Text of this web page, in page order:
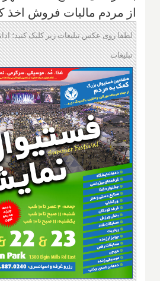
از مردم مالیات فروش اخذ
لطفا روی عکس تبلیغات زیر کلیک کنید؛
تبلیغات